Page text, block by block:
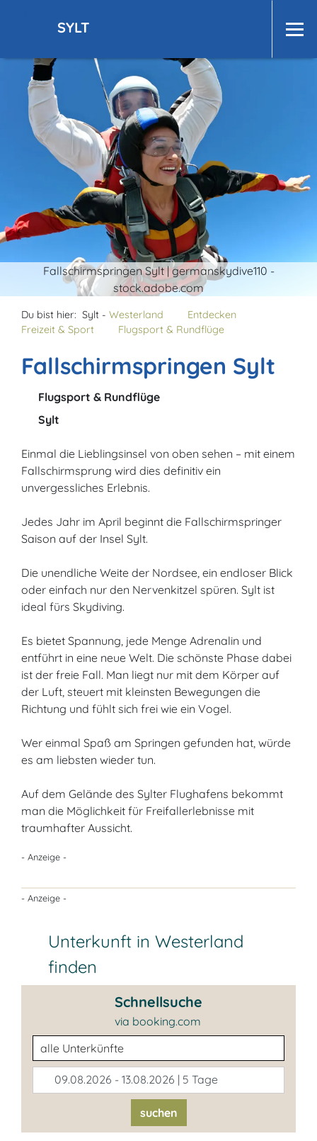
SYLT
Fallschirmspringen Sylt | germanskydive110 -
stock.adobe.com
Du bist hier: Sylt - Westerland
Entdecken
Freizeit & Sport
Flugsport & Rundflüge
Fallschirmspringen Sylt
Flugsport & Rundflüge
Sylt
Einmal die Lieblingsinsel von oben sehen – mit einem
Fallschirmsprung wird dies definitiv ein
unvergessliches Erlebnis.
Jedes Jahr im April beginnt die Fallschirmspringer
Saison auf der Insel Sylt.
Die unendliche Weite der Nordsee, ein endloser Blick
oder einfach nur den Nervenkitzel spüren. Sylt ist
ideal fürs Skydiving.
Es bietet Spannung, jede Menge Adrenalin und
entführt in eine neue Welt. Die schönste Phase dabei
ist der freie Fall. Man liegt nur mit dem Körper auf
der Luft, steuert mit kleinsten Bewegungen die
Richtung und fühlt sich frei wie ein Vogel.
Wer einmal Spaß am Springen gefunden hat, würde
es am liebsten wieder tun.
Auf dem Gelände des Sylter Flughafens bekommt
man die Möglichkeit für Freifallerlebnisse mit
traumhafter Aussicht.
- Anzeige -
- Anzeige -
Unterkunft in Westerland
finden
Schnellsuche
via booking.com
Unterkunftsart
09.08.2026 - 13.08.2026 | 5 Tage
suchen